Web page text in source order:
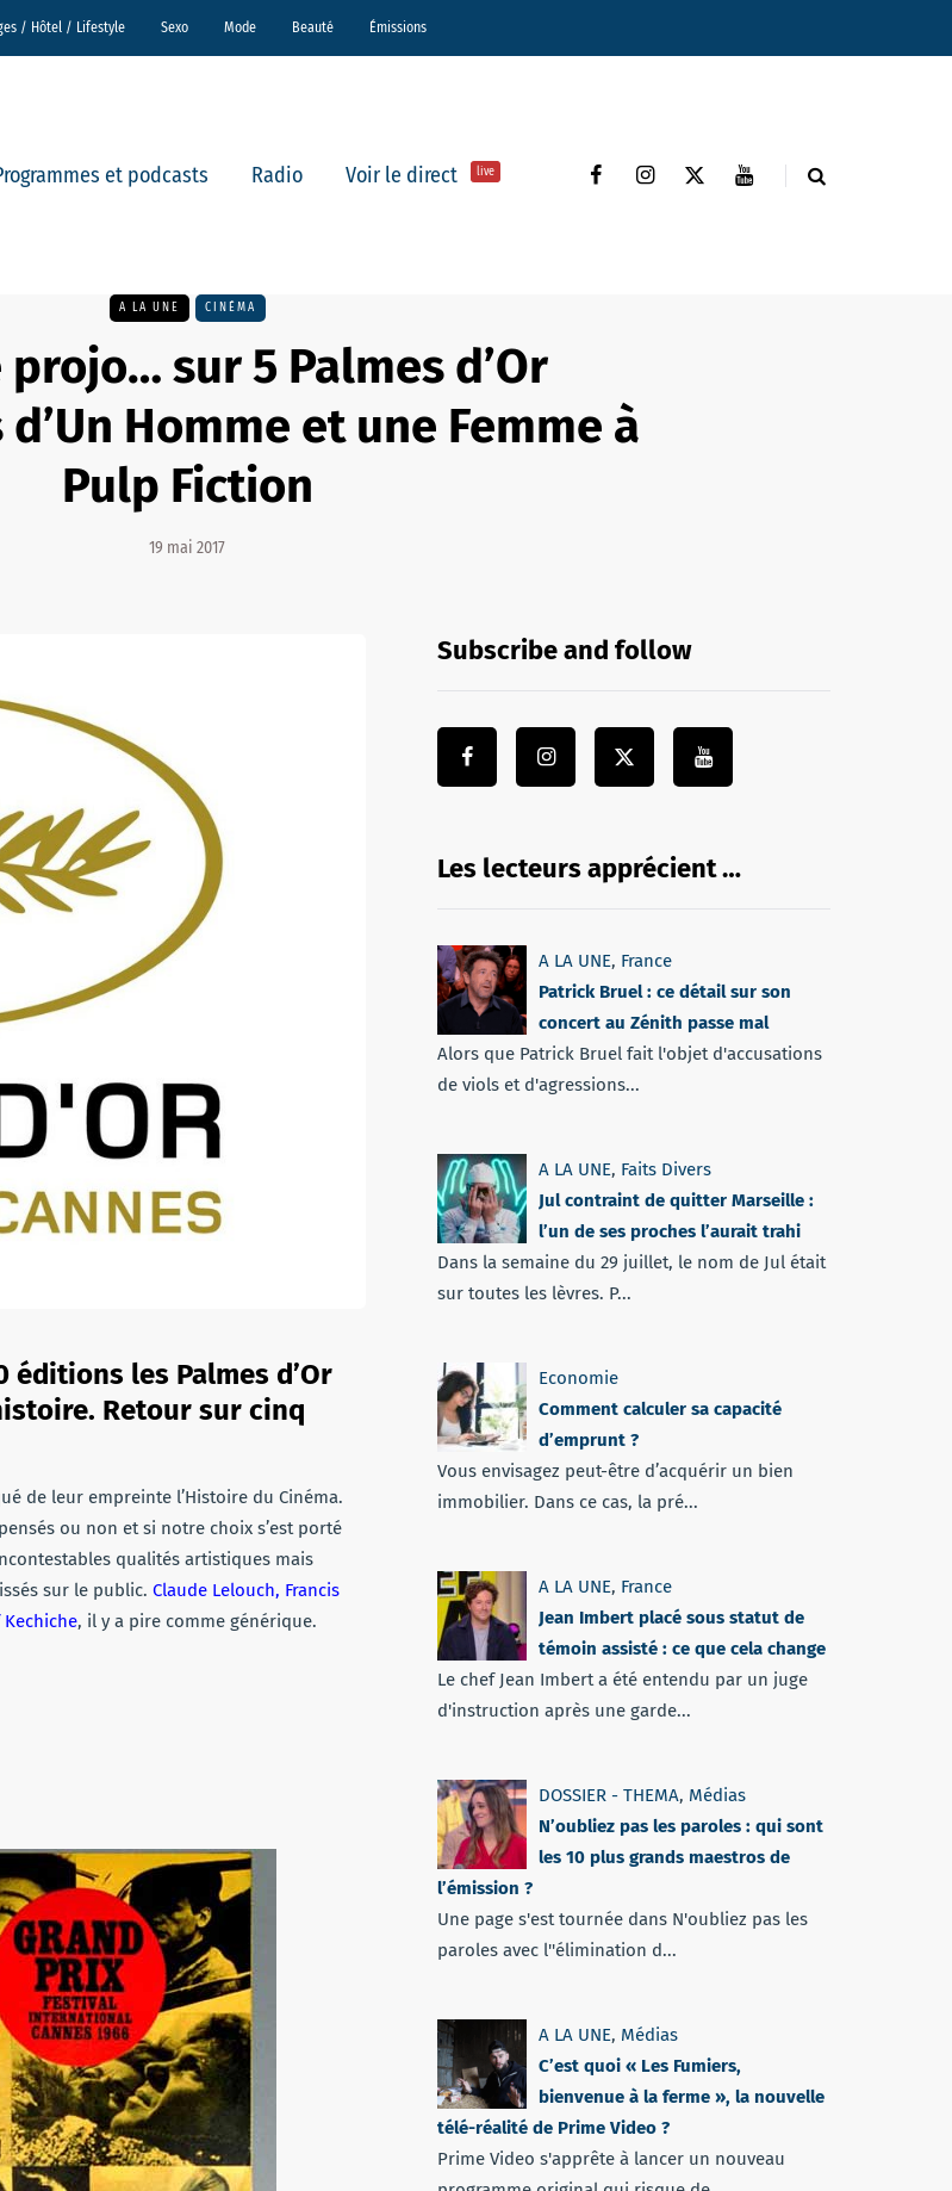
/ Hôtel / Lifestyle Sexo Mode Beauté Émissions
et podcasts Radio Voir le direct live
A LA UNE CINÉMA
projo… sur 5 Palmes d’Or
Homme et une Femme à
Pulp Fiction
19 mai 2017
éditions les Palmes d’Or
Retour sur cinq
de leur empreinte l’Histoire du Cinéma.
ou non et si notre choix s’est porté
qualités artistiques mais
sur le public. Claude Lelouch, Francis
, il y a pire comme générique.
Subscribe and follow
Les lecteurs apprécient …
A LA UNE, France
Patrick Bruel : ce détail sur son
concert au Zénith passe mal
Alors que Patrick Bruel fait l'objet d'accusations
de viols et d'agressions...
A LA UNE, Faits Divers
Jul contraint de quitter Marseille :
l’un de ses proches l’aurait trahi
Dans la semaine du 29 juillet, le nom de Jul était
sur toutes les lèvres. P...
Economie
Comment calculer sa capacité
d’emprunt ?
Vous envisagez peut-être d’acquérir un bien
immobilier. Dans ce cas, la pré...
A LA UNE, France
Jean Imbert placé sous statut de
témoin assisté : ce que cela change
Le chef Jean Imbert a été entendu par un juge
d'instruction après une garde...
DOSSIER - THEMA, Médias
N’oubliez pas les paroles : qui sont
les 10 plus grands maestros de
l’émission ?
Une page s'est tournée dans N'oubliez pas les
paroles avec l''élimination d...
A LA UNE, Médias
C’est quoi « Les Fumiers,
bienvenue à la ferme », la nouvelle
télé-réalité de Prime Video ?
Prime Video s'apprête à lancer un nouveau